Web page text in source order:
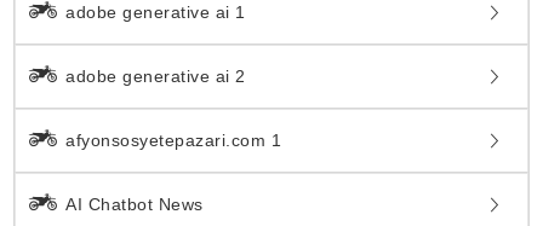
adobe generative ai 1
adobe generative ai 2
afyonsosyetepazari.com 1
AI Chatbot News